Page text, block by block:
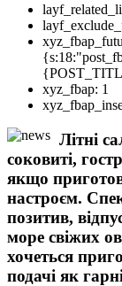
xyz_fbap: 1
Літні
соковиті,
якщо
настроєм.
позитив,
море свіжих
хочеться
подачі як